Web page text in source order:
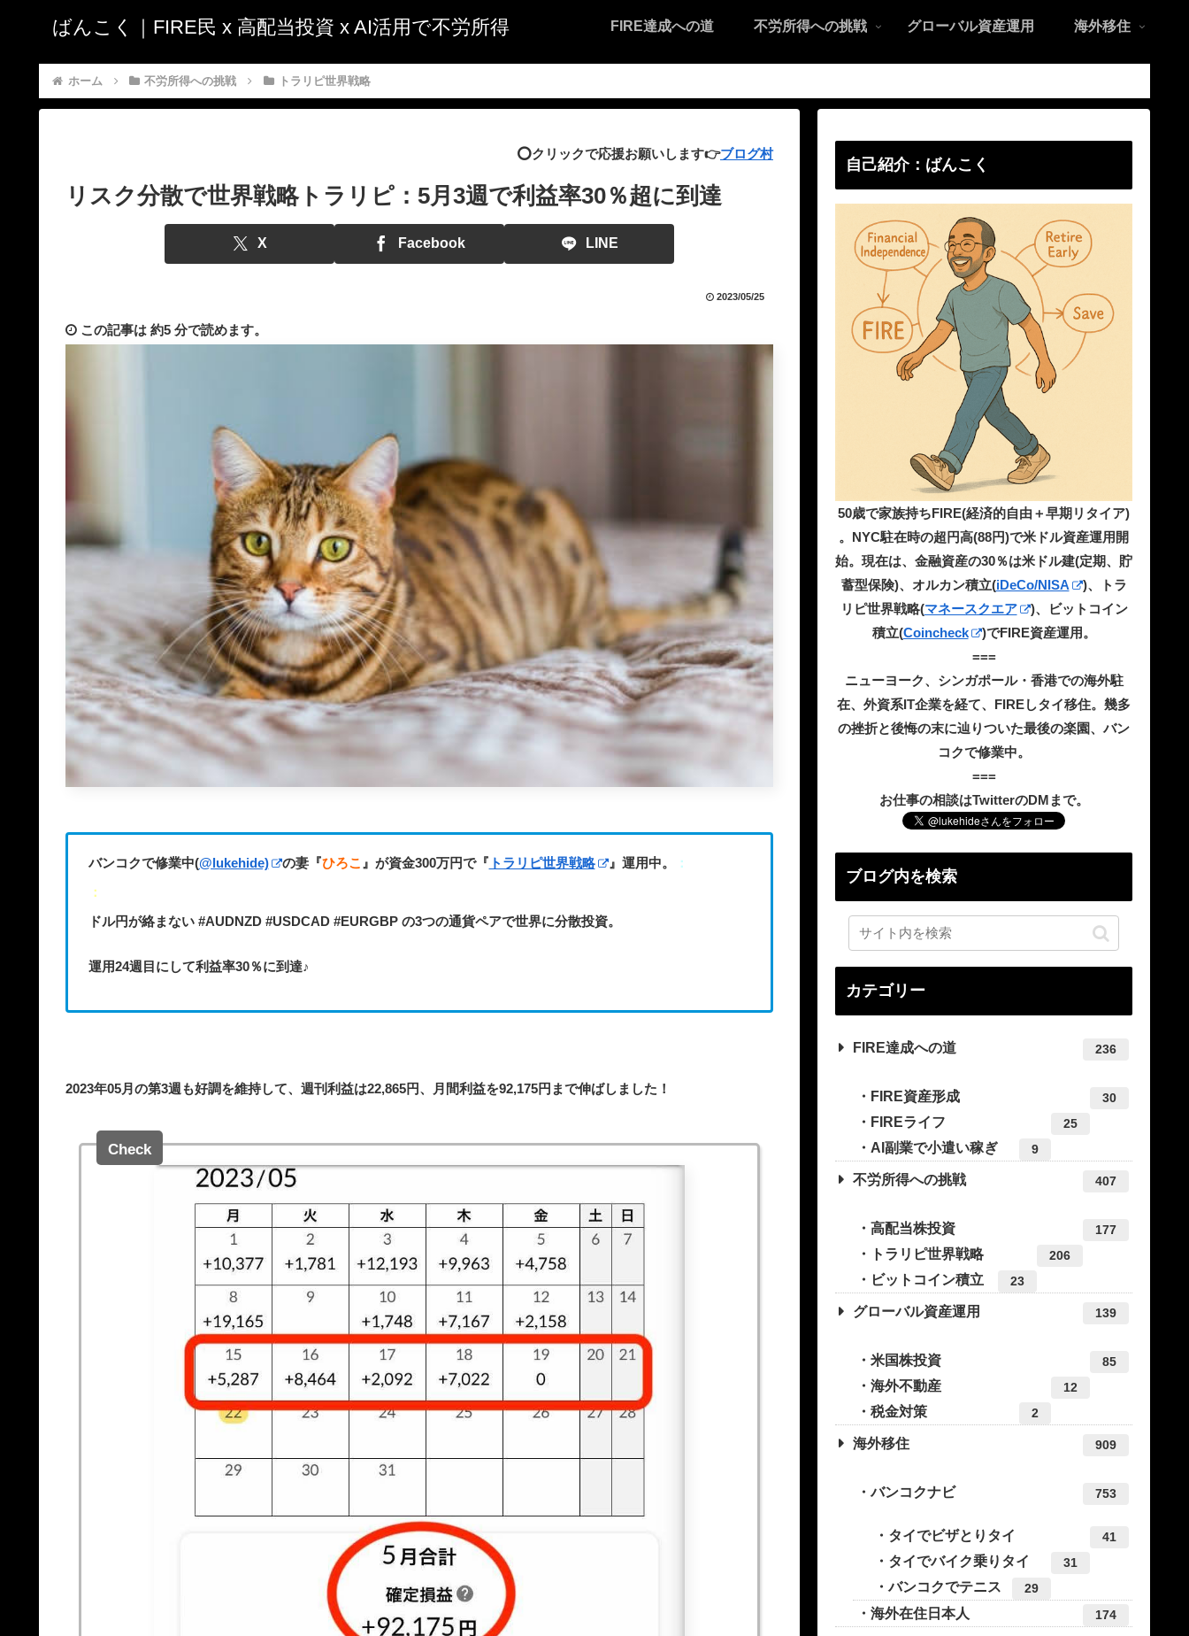
ばんこく｜FIRE民 x 高配当投資 x AI活用で不労所得 FIRE達成への道 不労所得への挑戦 グローバル資産運用 海外移住
ホーム 不労所得への挑戦 トラリピ世界戦略
⭕️クリックで応援お願いします👉ブログ村
リスク分散で世界戦略トラリピ：5月3週で利益率30％超に到達
X Facebook LINE
2023/05/25
この記事は 約5 分で読めます。
バンコクで修業中(@lukehide) の妻『ひろこ 』が資金300万円で『 トラリピ世界戦略 』運用中。
：
：
ドル円が絡まない #AUDNZD #USDCAD #EURGBP の3つの通貨ペアで世界に分散投資。
運用24週目にして利益率30％に到達♪
2023年05月の第3週も好調を維持して、週刊利益は22,865円、月間利益を92,175円まで伸ばしました！
Check
自己紹介：ばんこく
50歳で家族持ちFIRE(経済的自由＋早期リタイア)
。NYC駐在時の超円高(88円)で米ドル資産運用開
始。現在は、金融資産の30％は米ドル建(定期、貯
蓄型保険)、オルカン積立(iDeCo/NISA
)、トラ
リピ世界戦略(マネースクエア
)、ビットコイン
積立(Coincheck
)でFIRE資産運用。
===
ニューヨーク、シンガポール・香港での海外駐
在、外資系IT企業を経て、FIREしタイ移住。幾多
の挫折と後悔の末に辿りついた最後の楽園、バン
コクで修業中。
===
お仕事の相談はTwitterのDMまで。
ブログ内を検索
カテゴリー
FIRE達成への道 236
FIRE資産形成 30
FIREライフ 25
AI副業で小遣い稼ぎ 9
不労所得への挑戦 407
高配当株投資 177
トラリピ世界戦略 206
ビットコイン積立 23
グローバル資産運用 139
米国株投資 85
海外不動産 12
税金対策 2
海外移住 909
バンコクナビ 753
タイでビザとりタイ 41
タイでバイク乗りタイ 31
バンコクでテニス 29
海外在住日本人 174